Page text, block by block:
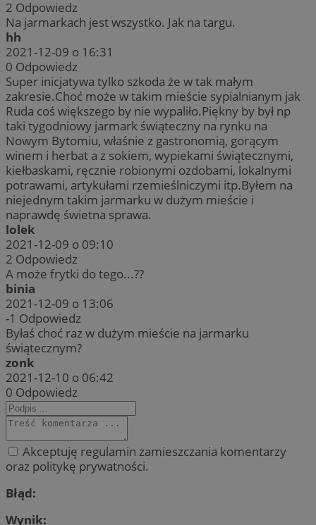
2 Odpowiedz
Na jarmarkach jest wszystko. Jak na targu.
hh
2021-12-09 o 16:31
0 Odpowiedz
Super inicjatywa tylko szkoda że w tak małym
zakresie.Choć może w takim mieście sypialnianym jak
Ruda coś większego by nie wypaliło.Piękny by był np
taki tygodniowy jarmark świąteczny na rynku na
Nowym Bytomiu, właśnie z gastronomią, gorącym
winem i herbat a z sokiem, wypiekami świątecznymi,
kiełbaskami, ręcznie robionymi ozdobami, lokalnymi
potrawami, artykułami rzemieślniczymi itp.Byłem na
niejednym takim jarmarku w dużym mieście i
naprawdę świetna sprawa.
lolek
2021-12-09 o 09:10
2 Odpowiedz
A może frytki do tego...??
binia
2021-12-09 o 13:06
-1 Odpowiedz
Byłaś choć raz w dużym mieście na jarmarku
świątecznym?
zonk
2021-12-10 o 06:42
0 Odpowiedz
Akceptuję regulamin zamieszczania komentarzy
oraz politykę prywatności.
Błąd:
Wynik: